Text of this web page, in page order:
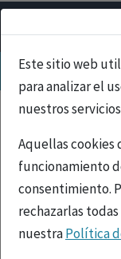
Este sitio web
para analizar el
nuestros
Aquellas cookies
funcionamiento
consentimiento.
rechazarlas
nuestraPolítica